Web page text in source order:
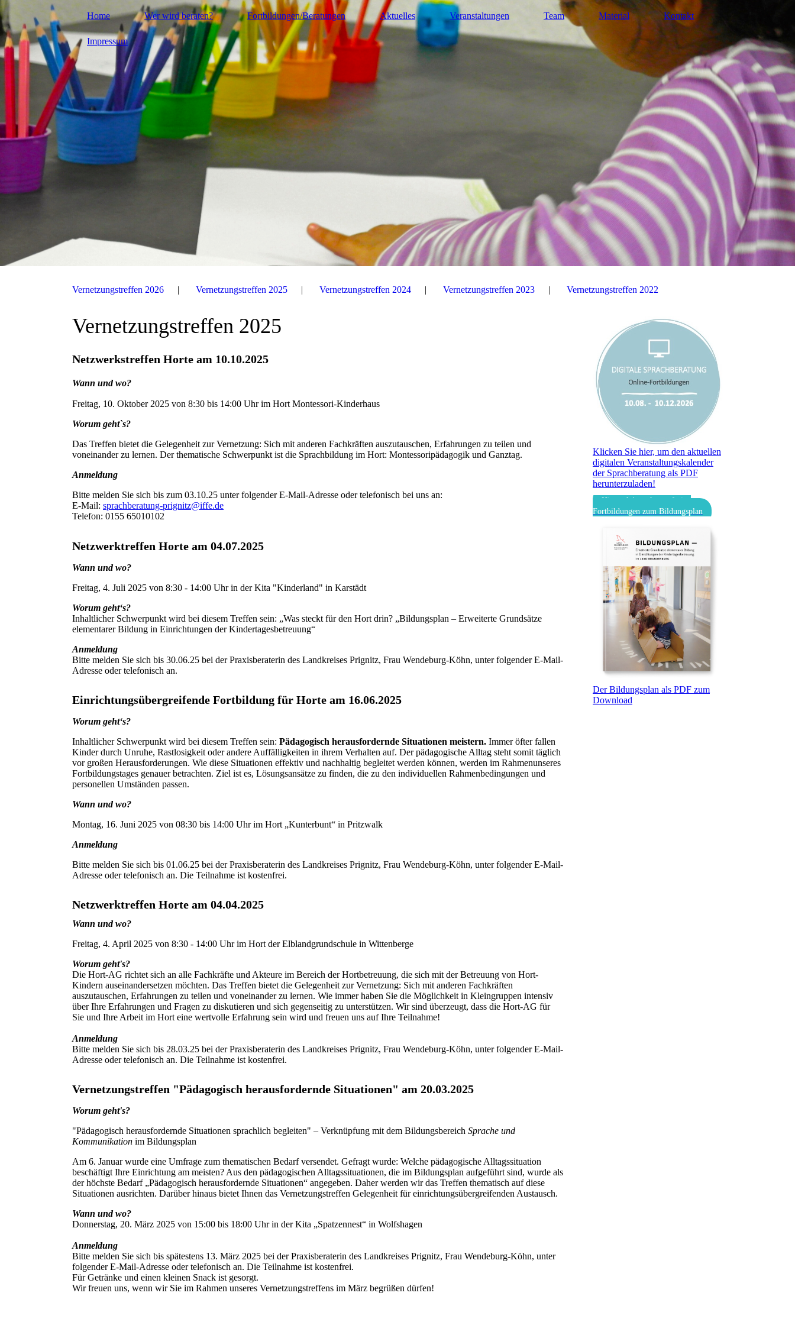
Home Wer wird beraten? Fortbildungen/Beratungen Aktuelles Veranstaltungen Team Material Kontakt
Impressum
Vernetzungstreffen 2026 Vernetzungstreffen 2025 Vernetzungstreffen 2024 Vernetzungstreffen 2023 Vernetzungstreffen 2022
Vernetzungstreffen 2025
Netzwerkstreffen Horte am 10.10.2025
Wann und wo?
Freitag, 10. Oktober 2025 von 8:30 bis 14:00 Uhr im Hort Montessori-Kinderhaus
Worum geht`s?
Das Treffen bietet die Gelegenheit zur Vernetzung: Sich mit anderen Fachkräften auszutauschen, Erfahrungen zu teilen und
voneinander zu lernen. Der thematische Schwerpunkt ist die Sprachbildung im Hort: Montessoripädagogik und Ganztag.
Anmeldung
Bitte melden Sie sich bis zum 03.10.25 unter folgender E-Mail-Adresse oder telefonisch bei uns an:
E-Mail: sprachberatung-prignitz@iffe.de
Telefon: 0155 65010102
Netzwerktreffen Horte am 04.07.2025
Wann und wo?
Freitag, 4. Juli 2025 von 8:30 - 14:00 Uhr in der Kita "Kinderland" in Karstädt
Worum geht‘s?
Inhaltlicher Schwerpunkt wird bei diesem Treffen sein: „Was steckt für den Hort drin? „Bildungsplan – Erweiterte Grundsätze
elementarer Bildung in Einrichtungen der Kindertagesbetreuung“
Anmeldung
Bitte melden Sie sich bis 30.06.25 bei der Praxisberaterin des Landkreises Prignitz, Frau Wendeburg-Köhn, unter folgender E-Mail-
Adresse oder telefonisch an.
Einrichtungsübergreifende Fortbildung für Horte am 16.06.2025
Worum geht‘s?
Inhaltlicher Schwerpunkt wird bei diesem Treffen sein: Pädagogisch herausfordernde Situationen meistern. Immer öfter fallen
Kinder durch Unruhe, Rastlosigkeit oder andere Auffälligkeiten in ihrem Verhalten auf. Der pädagogische Alltag steht somit täglich
vor großen Herausforderungen. Wie diese Situationen effektiv und nachhaltig begleitet werden können, werden im Rahmenunseres
Fortbildungstages genauer betrachten. Ziel ist es, Lösungsansätze zu finden, die zu den individuellen Rahmenbedingungen und
personellen Umständen passen.
Wann und wo?
Montag, 16. Juni 2025 von 08:30 bis 14:00 Uhr im Hort „Kunterbunt“ in Pritzwalk
Anmeldung
Bitte melden Sie sich bis 01.06.25 bei der Praxisberaterin des Landkreises Prignitz, Frau Wendeburg-Köhn, unter folgender E-Mail-
Adresse oder telefonisch an. Die Teilnahme ist kostenfrei.
Netzwerktreffen Horte am 04.04.2025
Wann und wo?
Freitag, 4. April 2025 von 8:30 - 14:00 Uhr im Hort der Elblandgrundschule in Wittenberge
Worum geht's?
Die Hort-AG richtet sich an alle Fachkräfte und Akteure im Bereich der Hortbetreuung, die sich mit der Betreuung von Hort-
Kindern auseinandersetzen möchten. Das Treffen bietet die Gelegenheit zur Vernetzung: Sich mit anderen Fachkräften
auszutauschen, Erfahrungen zu teilen und voneinander zu lernen. Wie immer haben Sie die Möglichkeit in Kleingruppen intensiv
über Ihre Erfahrungen und Fragen zu diskutieren und sich gegenseitig zu unterstützen. Wir sind überzeugt, dass die Hort-AG für
Sie und Ihre Arbeit im Hort eine wertvolle Erfahrung sein wird und freuen uns auf Ihre Teilnahme!
Anmeldung
Bitte melden Sie sich bis 28.03.25 bei der Praxisberaterin des Landkreises Prignitz, Frau Wendeburg-Köhn, unter folgender E-Mail-
Adresse oder telefonisch an. Die Teilnahme ist kostenfrei.
Vernetzungstreffen "Pädagogisch herausfordernde Situationen" am 20.03.2025
Worum geht's?
"Pädagogisch herausfordernde Situationen sprachlich begleiten" – Verknüpfung mit dem Bildungsbereich Sprache und
Kommunikation im Bildungsplan
Am 6. Januar wurde eine Umfrage zum thematischen Bedarf versendet. Gefragt wurde: Welche pädagogische Alltagssituation
beschäftigt Ihre Einrichtung am meisten? Aus den pädagogischen Alltagssituationen, die im Bildungsplan aufgeführt sind, wurde als
der höchste Bedarf „Pädagogisch herausfordernde Situationen“ angegeben. Daher werden wir das Treffen thematisch auf diese
Situationen ausrichten. Darüber hinaus bietet Ihnen das Vernetzungstreffen Gelegenheit für einrichtungsübergreifenden Austausch.
Wann und wo?
Donnerstag, 20. März 2025 von 15:00 bis 18:00 Uhr in der Kita „Spatzennest“ in Wolfshagen
Anmeldung
Bitte melden Sie sich bis spätestens 13. März 2025 bei der Praxisberaterin des Landkreises Prignitz, Frau Wendeburg-Köhn, unter
folgender E-Mail-Adresse oder telefonisch an. Die Teilnahme ist kostenfrei.
Für Getränke und einen kleinen Snack ist gesorgt.
Wir freuen uns, wenn wir Sie im Rahmen unseres Vernetzungstreffens im März begrüßen dürfen!
Klicken Sie hier, um den aktuellen
digitalen Veranstaltungskalender
der Sprachberatung als PDF
herunterzuladen!
Hier geht's zu kostenfreien
Fortbildungen zum Bildungsplan
Der Bildungsplan als PDF zum
Download